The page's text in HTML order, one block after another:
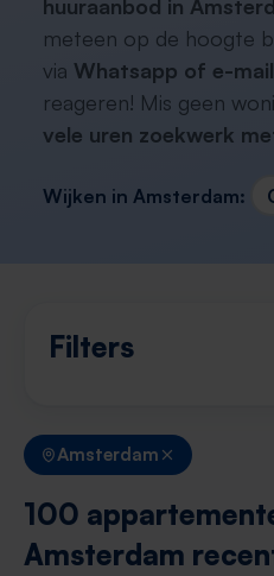
huuraanbod in
meteen op de hoogte
via Whatsapp of e-mail
reageren! Mis geen
vele uren zoekwerk
Wijken in Amsterdam:
Filters
Amsterdam
100
Amsterdam